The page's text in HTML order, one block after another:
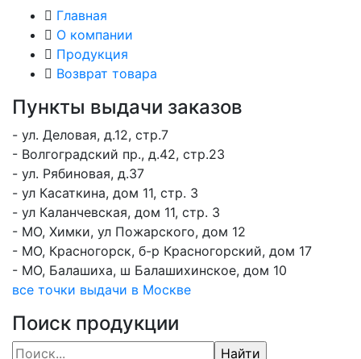
Главная
О компании
Продукция
Возврат товара
Пункты выдачи заказов
- ул. Деловая, д.12, стр.7
- Волгоградский пр., д.42, стр.23
- ул. Рябиновая, д.37
- ул Касаткина, дом 11, стр. 3
- ул Каланчевская, дом 11, стр. 3
- МО, Химки, ул Пожарского, дом 12
- МО, Красногорск, б-р Красногорский, дом 17
- МО, Балашиха, ш Балашихинское, дом 10
все точки выдачи в Москве
Поиск продукции